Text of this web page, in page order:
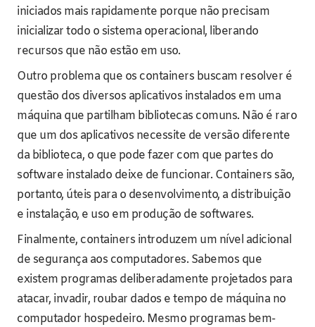
iniciados mais rapidamente porque não precisam
inicializar todo o sistema operacional, liberando
recursos que não estão em uso.
Outro problema que os containers buscam resolver é
questão dos diversos aplicativos instalados em uma
máquina que partilham bibliotecas comuns. Não é raro
que um dos aplicativos necessite de versão diferente
da biblioteca, o que pode fazer com que partes do
software instalado deixe de funcionar. Containers são,
portanto, úteis para o desenvolvimento, a distribuição
e instalação, e uso em produção de softwares.
Finalmente, containers introduzem um nível adicional
de segurança aos computadores. Sabemos que
existem programas deliberadamente projetados para
atacar, invadir, roubar dados e tempo de máquina no
computador hospedeiro. Mesmo programas bem-